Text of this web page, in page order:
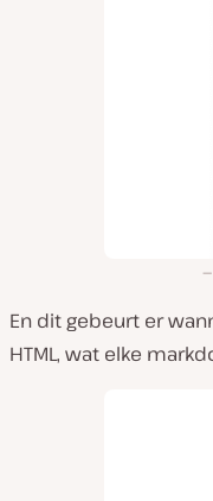
En dit gebeurt er
HTML, wat elke